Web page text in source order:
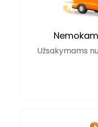
Užsakymams